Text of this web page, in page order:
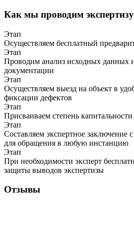
Как мы проводим
Этап
Осуществляем бесплатный
Этап
Проводим анализ исходных данных
документации
Этап
Осуществляем выезд на объект в
фиксации дефектов
Этап
Присваиваем степень капитальности
Этап
Составляем экспертное заключение
для обращения в любую инстанцию
Этап
При необходимости эксперт
защиты выводов экспертизы
Отзывы